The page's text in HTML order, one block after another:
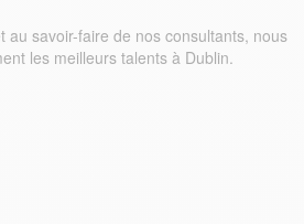
au savoir-faire de nos consultants, nous
les meilleurs talents à Dublin.